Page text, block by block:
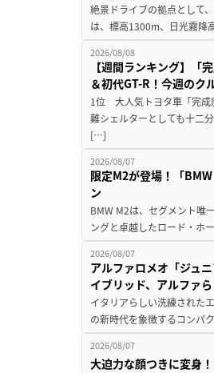
絶景ドライブの拠点として
は、標高1300m、日光霧降
2026/08/08
【週間ランキング】「
＆初代GT-R！今週のク
1位 大人気トヨタ車「完成
難シェルターとしても十二
[…]
2026/08/07
限定M2が登場！「
ン
BMW M2は、セグメント唯
ングと卓越したロード・ホ
2026/08/07
アルファロメオ「ジュ
イブリッド、アルファ
イタリアらしい洗練された
の新時代を象徴するコンパ
2026/08/07
大迫力な顔つきに変身